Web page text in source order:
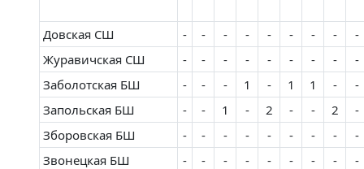
Довская СШ - - - - - - - -
-
Журавичская СШ
- - - - - - - -
-
Заболотская БШ
- - - 1 - 1 1 -
-
Запольская БШ
- - 1 - 2 - - 2
-
Зборовская БШ
- - - - - - - -
-
Звонецкая БШ
- - - - - - - -
-